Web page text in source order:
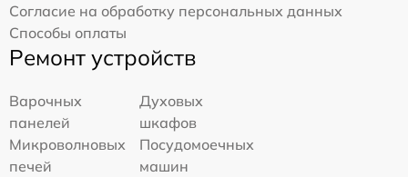
Согласие на обработку персональных данных
Способы оплаты
Ремонт устройств
Варочных
панелей
Духовых
шкафов
Микроволновых
печей
Посудомоечных
машин